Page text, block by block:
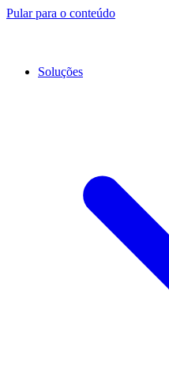
Pular para o conteúdo
Soluções